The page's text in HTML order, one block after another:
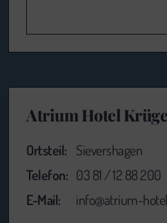
Atrium Hotel
Ortsteil: Sievershagen
Telefon: 03 81 / 12 88 200
E-Mail:
info@atrium-